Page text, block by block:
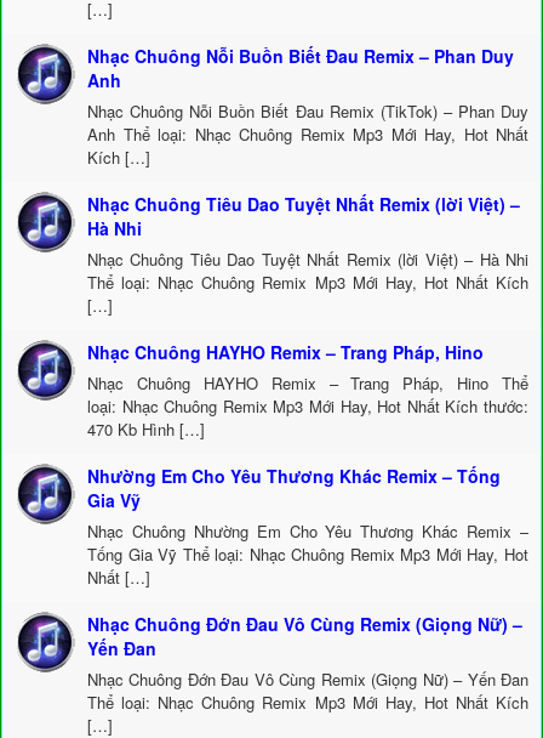
[…]
Nhạc Chuông Nỗi Buồn Biết Đau Remix – Phan Duy
Anh
Nhạc Chuông Nỗi Buồn Biết Đau Remix (TikTok) – Phan Duy
Anh Thể loại: Nhạc Chuông Remix Mp3 Mới Hay, Hot Nhất
Kích […]
Nhạc Chuông Tiêu Dao Tuyệt Nhất Remix (lời Việt) –
Hà Nhi
Nhạc Chuông Tiêu Dao Tuyệt Nhất Remix (lời Việt) – Hà Nhi
Thể loại: Nhạc Chuông Remix Mp3 Mới Hay, Hot Nhất Kích
[…]
Nhạc Chuông HAYHO Remix – Trang Pháp, Hino
Nhạc Chuông HAYHO Remix – Trang Pháp, Hino Thể
loại: Nhạc Chuông Remix Mp3 Mới Hay, Hot Nhất Kích thước:
470 Kb Hình […]
Nhường Em Cho Yêu Thương Khác Remix – Tống
Gia Vỹ
Nhạc Chuông Nhường Em Cho Yêu Thương Khác Remix –
Tống Gia Vỹ Thể loại: Nhạc Chuông Remix Mp3 Mới Hay, Hot
Nhất […]
Nhạc Chuông Đớn Đau Vô Cùng Remix (Giọng Nữ) –
Yến Đan
Nhạc Chuông Đớn Đau Vô Cùng Remix (Giọng Nữ) – Yến Đan
Thể loại: Nhạc Chuông Remix Mp3 Mới Hay, Hot Nhất Kích
[…]